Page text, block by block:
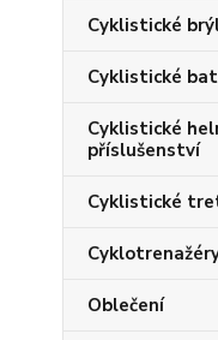
Cyklistické
Cyklistické
Cyklistické
příslušenství
Cyklistické
Oblečení